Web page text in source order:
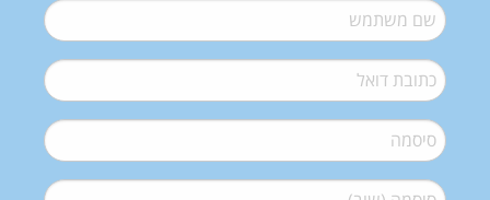
שם משתמש*
דואל*
סיסמה*
סיסמה (שוב)*